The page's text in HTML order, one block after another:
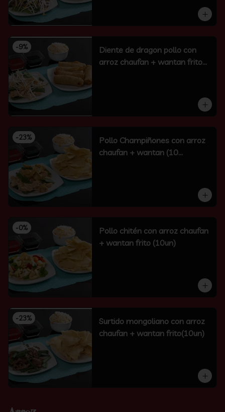
-9%
Diente de dragon pollo con
arroz chaufan + wantan frito
-23%
Pollo Champiñones con arroz
chaufan + wantan (10
-0%
Pollo chitén con arroz chaufan
+ wantan frito (10un)
-23%
Surtido mongoliano con arroz
chaufan + wantan frito(10un)